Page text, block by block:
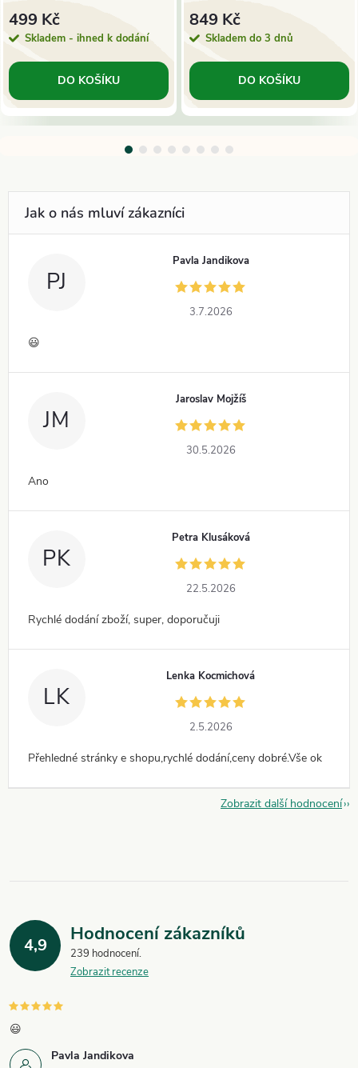
499 Kč
Skladem - ihned k dodání
DO KOŠÍKU
849 Kč
Skladem do 3 dnů
DO KOŠÍKU
PJ
Pavla Jandikova
3.7.2026
😃
JM
Jaroslav Mojžíš
30.5.2026
Ano
PK
Petra Klusáková
22.5.2026
Rychlé dodání zboží, super, doporučuji
LK
Lenka Kocmichová
2.5.2026
Přehledné stránky e shopu,rychlé dodání,ceny dobré.Vše ok
Zobrazit další hodnocení
4,9 Hodnocení zákazníků
239 hodnocení
Zobrazit recenze
Pavla Jandikova
😃